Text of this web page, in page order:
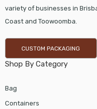
variety of businesses in
Coast and Toowoomba.
CUSTOM PACKAGING
Shop By Category
Bag
Containers